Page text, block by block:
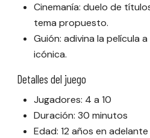
Cinemanía: duelo de
tema propuesto.
Guión: adivina la película
icónica.
Detalles del juego
Jugadores: 4 a 10
Duración: 30 minutos
Edad: 12 años en adelante